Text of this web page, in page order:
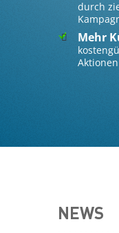
durch
Mehr
Aktionen
NEWS